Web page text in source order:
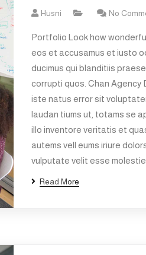
Husni No
Portfolio Look how
eos et accusamus et iusto
ducimus qui blanditiis
corrupti quos. Chan Agency
iste natus error sit
laudan tiums ut, totams se
illo inventore veritatis et
autems vell eums iriure
vulputate velit esse
Read More